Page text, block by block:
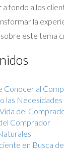
fondo a los
la
este tema
Conocer al
las Necesidades
del
Comprador
en Busca